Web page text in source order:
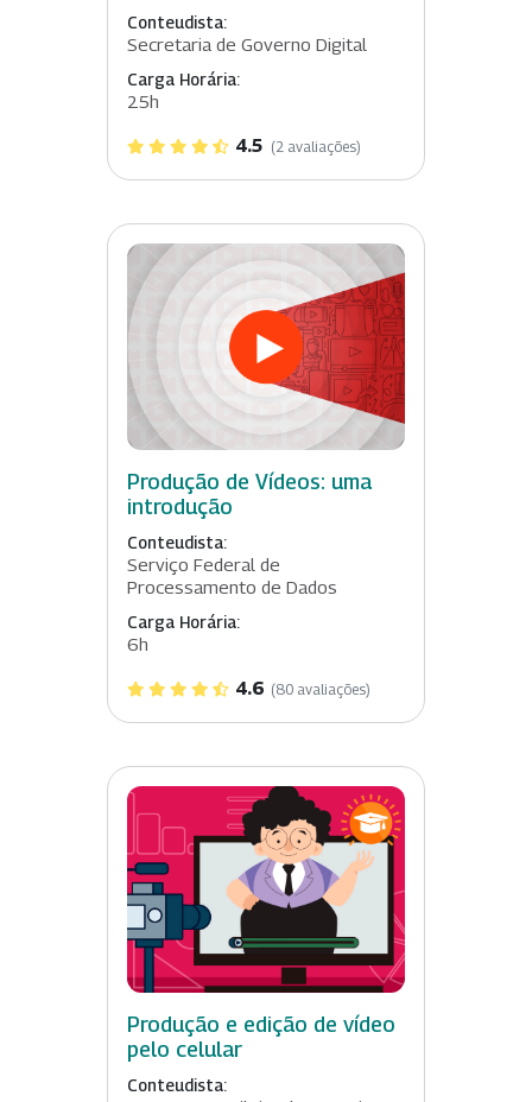
Conteudista:
Secretaria de Governo Digital
Carga Horária:
25h
4.5 (2 avaliações)
Produção de Vídeos: uma
introdução
Conteudista:
Serviço Federal de
Processamento de Dados
Carga Horária:
6h
4.6 (80 avaliações)
Produção e edição de vídeo
pelo celular
Conteudista: